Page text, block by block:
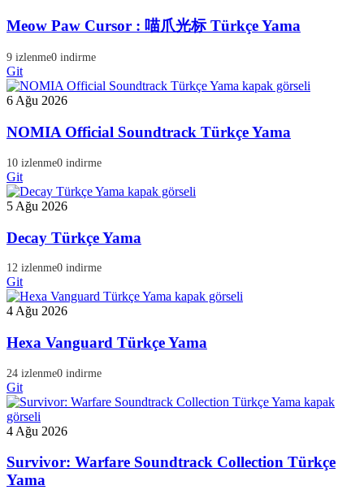
Meow Paw Cursor : 喵爪光标 Türkçe Yama
9 izlenme0 indirme
Git
6 Ağu 2026
NOMIA Official Soundtrack Türkçe Yama
10 izlenme0 indirme
Git
5 Ağu 2026
Decay Türkçe Yama
12 izlenme0 indirme
Git
4 Ağu 2026
Hexa Vanguard Türkçe Yama
24 izlenme0 indirme
Git
4 Ağu 2026
Survivor: Warfare Soundtrack Collection Türkçe
Yama